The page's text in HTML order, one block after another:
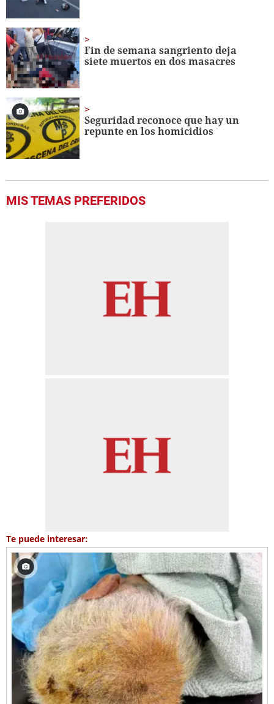
Fin de semana sangriento deja
siete muertos en dos masacres
Seguridad reconoce que hay un
repunte en los homicidios
MIS TEMAS PREFERIDOS
Te puede interesar: